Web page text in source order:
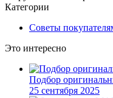
Категории
Советы
Это интересно
Подбор
25 сентября 2025